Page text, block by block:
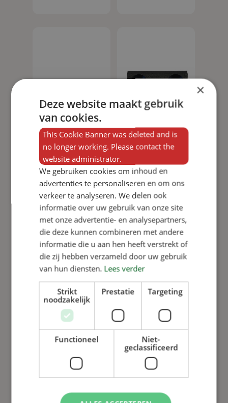
Add to basket
Underfloor
heating
quick-
connect
coupling
from 15mm
View product
Add to basket
Black
plastic
screw-on
hinge,
50×50
View product
×
Deze website maakt gebruik
van cookies.
This Cookie Banner was deleted and is
no longer working. Please contact the
website administrator.
We gebruiken cookies om inhoud en
advertenties te personaliseren en om ons
verkeer te analyseren. We delen ook
informatie over uw gebruik van onze site
met onze advertentie- en analysepartners,
die deze kunnen combineren met andere
informatie die u aan hen heeft verstrekt of
die zij hebben verzameld door uw gebruik
van hun diensten. Lees verder
Strikt
noodzakelijk
Prestatie Targeting
Functioneel
Niet-
geclassificeerd